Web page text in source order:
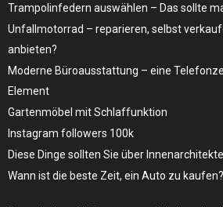
Trampolinfedern auswählen – Das sollte
Unfallmotorrad – reparieren, selbst
anbieten?
Moderne Büroausstattung – eine
Element
Gartenmöbel mit Schlaffunktion
Instagram followers 100k
Diese Dinge sollten Sie über
Wann ist die beste Zeit, ein Auto zu kaufen?